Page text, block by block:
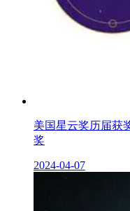
美国星云奖历届获
奖
2024-04-07